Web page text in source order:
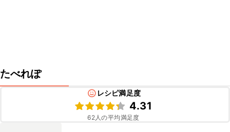
たべれぽ
レシピ満足度
4.31
62人の平均満足度